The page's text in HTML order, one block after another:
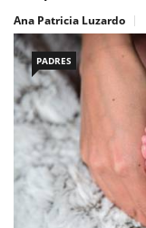
Ana Patricia Luzardo
PADRES